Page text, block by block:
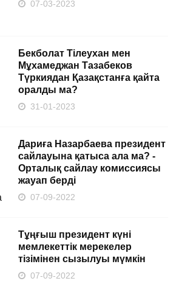
07-03-2023
Бекболат Тілеухан мен
Мұхамеджан Тазабеков
Түркиядан Қазақстанға қайта
оралды ма?
31-01-2023
Дариға Назарбаева президент
сайлауына қатыса ала ма? -
Орталық сайлау комиссиясы
жауап берді
07-09-2022
Тұңғыш президент күні
мемлекеттік мерекелер
тізімінен сызылуы мүмкін
07-09-2022